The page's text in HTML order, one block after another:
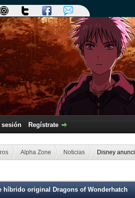
sesión Regístrate
Alpha Zone Noticias Disney
híbrido original Dragons of Wonderhatch